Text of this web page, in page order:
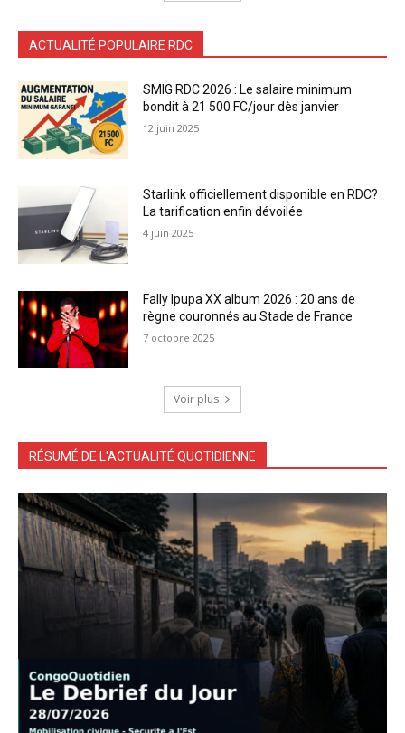
ACTUALITÉ POPULAIRE RDC
SMIG RDC 2026 : Le salaire minimum
bondit à 21 500 FC/jour dès janvier
12 juin 2025
Starlink officiellement disponible en RDC?
La tarification enfin dévoilée
4 juin 2025
Fally Ipupa XX album 2026 : 20 ans de
règne couronnés au Stade de France
7 octobre 2025
Voir plus
RÉSUMÉ DE L'ACTUALITÉ QUOTIDIENNE